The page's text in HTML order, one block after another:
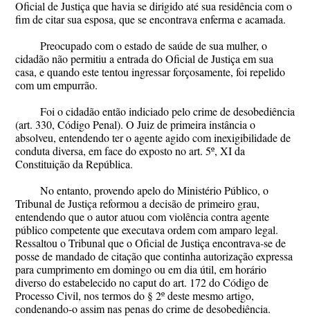
Oficial de Justiça que havia se dirigido até sua residência com o
fim de citar sua esposa, que se encontrava enferma e acamada.
Preocupado com o estado de saúde de sua mulher, o
cidadão não permitiu a entrada do Oficial de Justiça em sua
casa, e quando este tentou ingressar forçosamente, foi repelido
com um empurrão.
Foi o cidadão então indiciado pelo crime de desobediência
(art. 330, Código Penal). O Juiz de primeira instância o
absolveu, entendendo ter o agente agido com inexigibilidade de
conduta diversa, em face do exposto no art. 5º, XI da
Constituição da República.
No entanto, provendo apelo do Ministério Público, o
Tribunal de Justiça reformou a decisão de primeiro grau,
entendendo que o autor atuou com violência contra agente
público competente que executava ordem com amparo legal.
Ressaltou o Tribunal que o Oficial de Justiça encontrava-se de
posse de mandado de citação que continha autorização expressa
para cumprimento em domingo ou em dia útil, em horário
diverso do estabelecido no caput do art. 172 do Código de
Processo Civil, nos termos do § 2º deste mesmo artigo,
condenando-o assim nas penas do crime de desobediência.